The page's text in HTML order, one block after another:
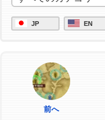
JP EN
前へ